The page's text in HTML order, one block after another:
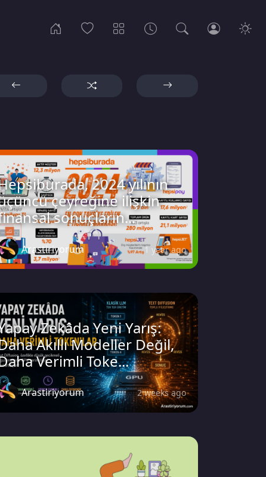
2024 yılının
çeyreğine ilişkin
sonuçların...
Arastiriyorum 1 year ago
Zekâda Yeni Yarış:
Akıllı Modeller Değil,
Verimli Toke...
Arastiriyorum 2 weeks ago